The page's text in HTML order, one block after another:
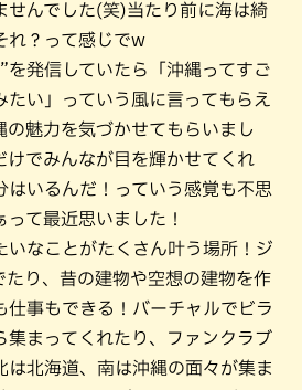
せんでした(笑)当たり前に海は綺
れ？って感じでw
を発信していたら「沖縄ってすご
たい」っていう風に言ってもらえ
の魅力を気づかせてもらいまし
けでみんなが目を輝かせてくれ
はいるんだ！っていう感覚も不思
て最近思いました！
いなことがたくさん叶う場所！ジ
たり、昔の建物や空想の建物を作
仕事もできる！バーチャルでビラ
集まってくれたり、ファンクラブ
は北海道、南は沖縄の面々が集ま